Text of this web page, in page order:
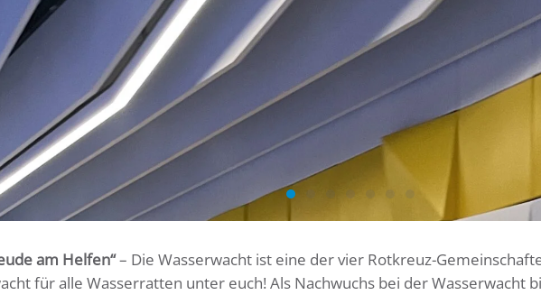
am Helfen“– Die Wasserwacht ist eine der vier Rotkreuz-
für alle Wasserratten unter euch! Als Nachwuchs bei der Wasserwacht